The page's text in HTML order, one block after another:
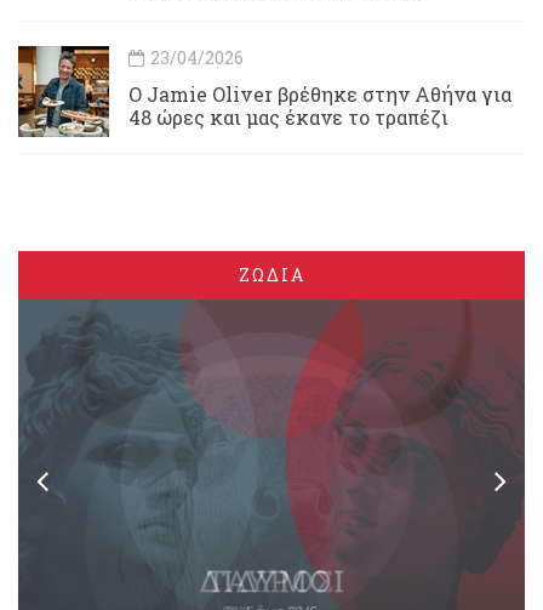
23/04/2026
Ο Jamie Oliver βρέθηκε στην Αθήνα για
48 ώρες και μας έκανε το τραπέζι
ΖΩΔΙΑ